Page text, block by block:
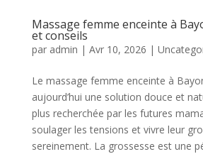
Massage femme enceinte à
et conseils
par admin | Avr 10, 2026 |
Le massage femme enceinte à
aujourd’hui une solution douce et
plus recherchée par les futures
soulager les tensions et vivre leur
sereinement. La grossesse est une